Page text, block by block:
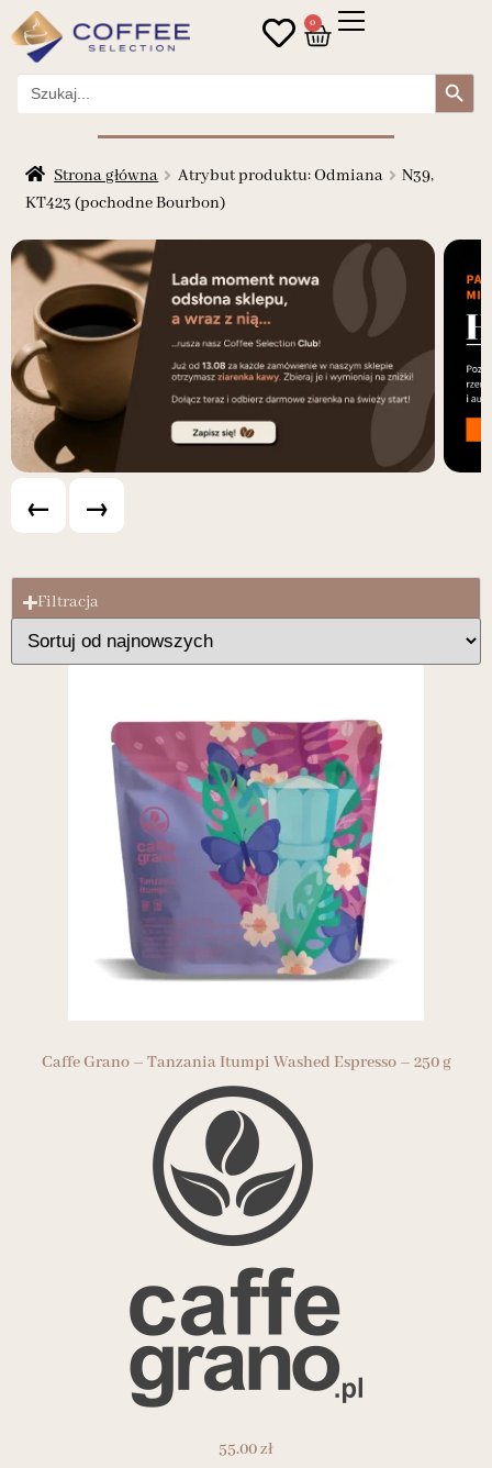
0
Search
for:
Search Button
Strona główna Atrybut produktu: Odmiana
N39,
KT423 (pochodne Bourbon)
← →
Filtracja
Caffe Grano – Tanzania Itumpi Washed Espresso – 250 g
55.00zł